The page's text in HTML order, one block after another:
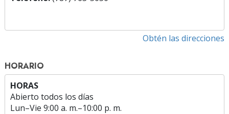
Obtén las direcciones
HORARIO
HORAS
Abierto todos los días
Lun–Vie 9:00 a. m.–10:00 p. m.